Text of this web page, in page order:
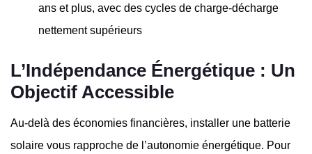
ans et plus, avec des cycles de charge-décharge
nettement supérieurs
L’Indépendance Énergétique : Un
Objectif Accessible
Au-delà des économies financières, installer une batterie
solaire vous rapproche de l’autonomie énergétique. Pour